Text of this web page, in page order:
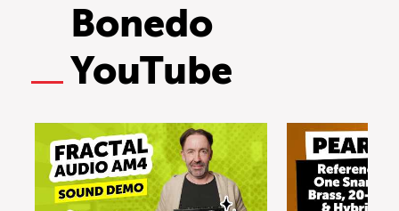
Bonedo
YouTube